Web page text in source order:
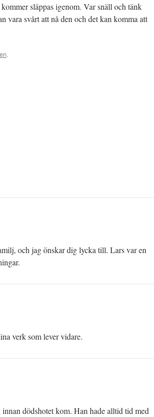
släppas igenom. Var snäll och tänk
vara svårt att nå den och det kan komma att
.
och jag önskar dig lycka till. Lars var en
verk som lever vidare.
dödshotet kom. Han hade alltid tid med